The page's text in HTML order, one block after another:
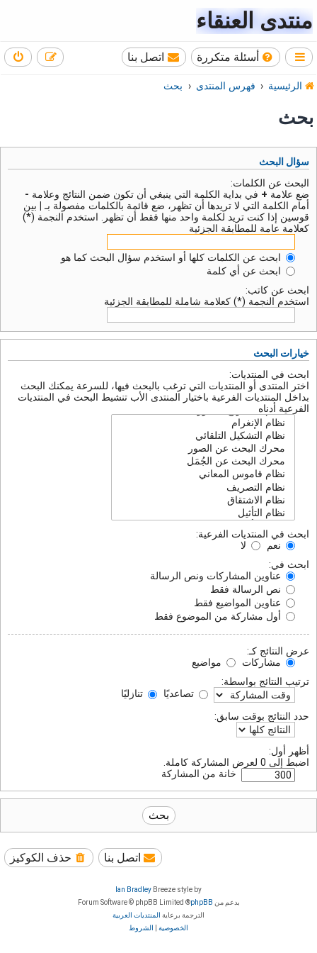
منتدى العنقاء
أسئلة متكررة اتصل بنا
الرئيسية فهرس المنتدى بحث
بحث
سؤال البحث
البحث عن الكلمات:
ضع علامة + في بداية الكلمة التي ينبغي أن تكون ضمن النتائج وعلامة -
أمام الكلمة التي لا تريدها أن تظهر، ضع قائمة بالكلمات مفصولة بـ
بين
قوسين إذا كنت تريد لكلمة واحد منها فقط أن تظهر. استخدم النجمة (*)
كعلامة عامة للمطابقة الجزئية
ابحث عن الكلمات كلها أو استخدم سؤال البحث كما هو
ابحث عن أي كلمة
ابحث عن كاتب:
استخدم النجمة (*) كعلامة شاملة للمطابقة الجزئية
خيارات البحث
ابحث في المنتديات:
اختر المنتدى أو المنتديات التي ترغب بالبحث فيها، للسرعة يمكنك البحث
بداخل المنتديات الفرعية باختيار المنتدى الأب تنشيط البحث في المنتديات
الفرعية أدناه
ابحث في المنتديات الفرعية:
نعم
لا
ابحث في:
عناوين المشاركات ونص الرسالة
نص الرسالة فقط
عناوين المواضيع فقط
أول مشاركة من الموضوع فقط
عرض النتائج كـ:
مشاركات
مواضيع
ترتيب النتائج بواسطة:
تصاعديًا
تنازليًا
حدد النتائج بوقت سابق:
أظهر أول:
اضبط إلى 0 لعرض المشاركة كاملة.
خانة من المشاركة
حذف الكوكيز اتصل بنا
Breeze style by
Ian Bradley
بدعم من phpBB
® Forum Software © phpBB Limited
الترجمة برعاية المنتديات العربية
الخصوصية
الشروط